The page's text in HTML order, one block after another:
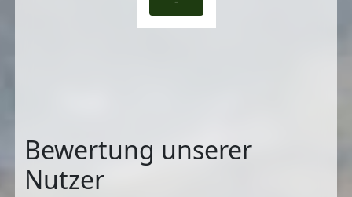
Bewertung unserer
Nutzer